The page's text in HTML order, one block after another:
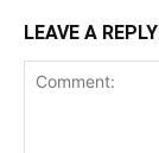
LEAVE A REPLY